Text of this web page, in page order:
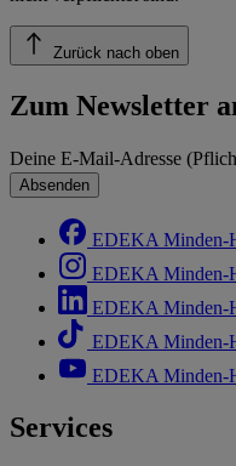
Zurück nach oben
Zum Newsletter
Deine E-Mail-Adresse
Absenden
EDEKA Minden-
EDEKA Minden-
EDEKA Minden-
EDEKA Minden-
EDEKA Minden-
Services